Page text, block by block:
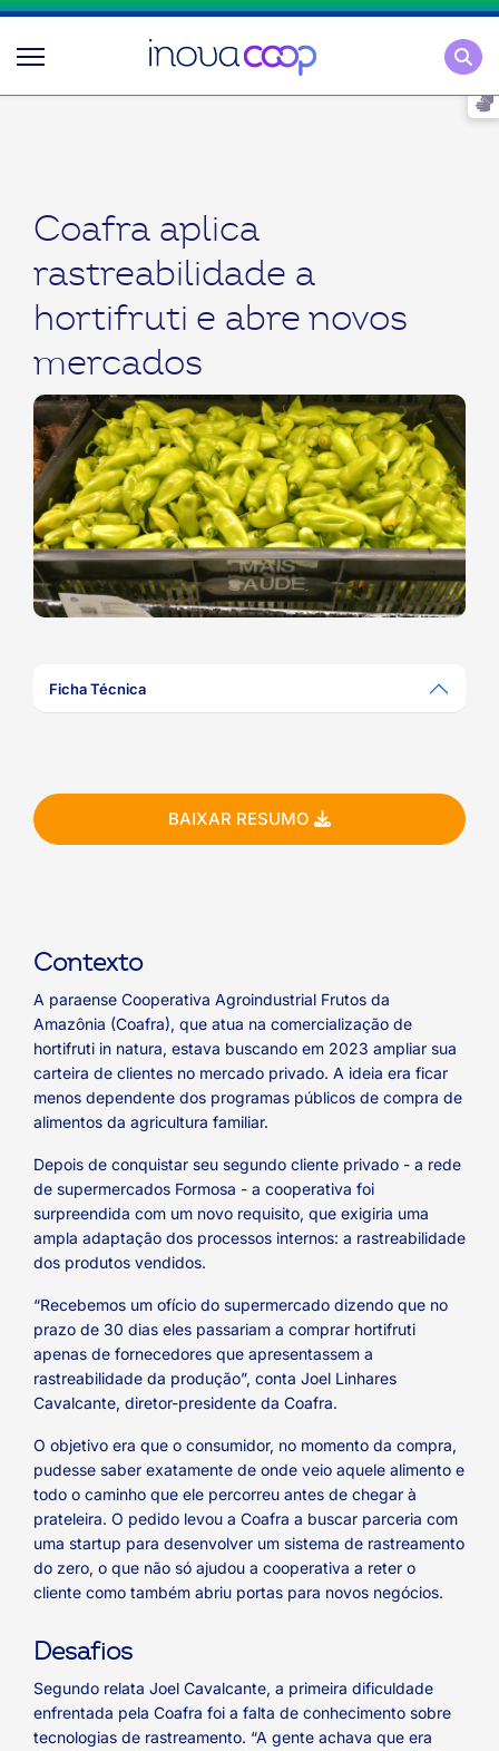
Coafra aplica
rastreabilidade a
hortifruti e abre novos
mercados
Ficha Técnica
BAIXAR RESUMO
Contexto
A paraense Cooperativa Agroindustrial Frutos da
Amazônia (Coafra), que atua na comercialização de
hortifruti in natura, estava buscando em 2023 ampliar sua
carteira de clientes no mercado privado. A ideia era ficar
menos dependente dos programas públicos de compra de
alimentos da agricultura familiar.
Depois de conquistar seu segundo cliente privado - a rede
de supermercados Formosa - a cooperativa foi
surpreendida com um novo requisito, que exigiria uma
ampla adaptação dos processos internos: a rastreabilidade
dos produtos vendidos.
“Recebemos um ofício do supermercado dizendo que no
prazo de 30 dias eles passariam a comprar hortifruti
apenas de fornecedores que apresentassem a
rastreabilidade da produção”, conta Joel Linhares
Cavalcante, diretor-presidente da Coafra.
O objetivo era que o consumidor, no momento da compra,
pudesse saber exatamente de onde veio aquele alimento e
todo o caminho que ele percorreu antes de chegar à
prateleira. O pedido levou a Coafra a buscar parceria com
uma startup para desenvolver um sistema de rastreamento
do zero, o que não só ajudou a cooperativa a reter o
cliente como também abriu portas para novos negócios.
Desafios
Segundo relata Joel Cavalcante, a primeira dificuldade
enfrentada pela Coafra foi a falta de conhecimento sobre
tecnologias de rastreamento. “A gente achava que era